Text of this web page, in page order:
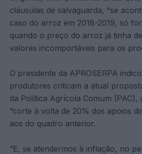
cláusulas de salvaguarda, “se
caso do arroz em 2018-2019, só
quando o preço do arroz já tinha
valores incomportáveis para os
O presidente da APROSERPA
produtores criticam a atual
da Política Agrícola Comum (PAC),
“corte à volta de 20% dos apoios
aos do quadro anterior.
“E, se atendermos à inflação, no